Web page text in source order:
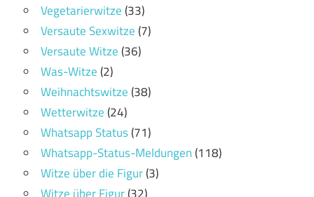
Vegetarierwitze(33)
Versaute Sexwitze(7)
Versaute Witze(36)
Was-Witze(2)
Weihnachtswitze(38)
Wetterwitze(24)
Whatsapp Status(71)
Whatsapp-Status-Meldungen(118)
Witze über die Figur(3)
Witze über Figur(32)